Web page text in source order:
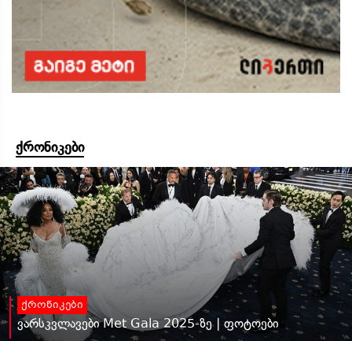
ქრონიკები
ქრონიკები
ვარსკვლავები Met Gala 2025-ზე | ფოტოები